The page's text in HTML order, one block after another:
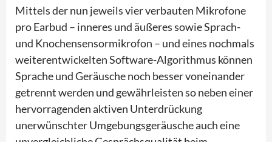
Mittels der nun jeweils vier verbauten Mikrofone
pro Earbud – inneres und äußeres sowie Sprach-
und Knochensensormikrofon – und eines nochmals
weiterentwickelten Software-Algorithmus können
Sprache und Geräusche noch besser voneinander
getrennt werden und gewährleisten so neben einer
hervorragenden aktiven Unterdrückung
unerwünschter Umgebungsgeräusche auch eine